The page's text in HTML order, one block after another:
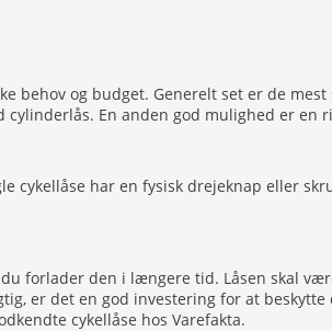
og budget. Generelt set er de
En anden god mulighed er en
cykellåse har en fysisk drejeknap eller
forlader den i længere tid. Låsen skal
er det en god investering for at
cykellåse hos Varefakta.